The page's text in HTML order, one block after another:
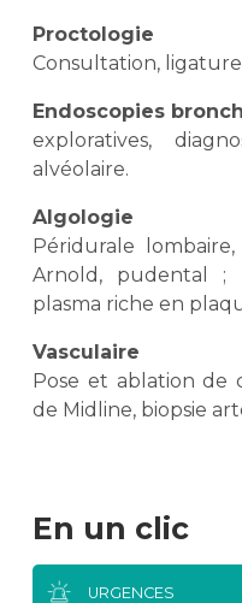
Proctologie
Consultation,
Endoscopies
exploratives,
alvéolaire.
Algologie
Péridurale
Arnold, pudental ;
plasma riche en
Vasculaire
Pose et ablation de
de Midline, biopsie
En un clic
URGENCES